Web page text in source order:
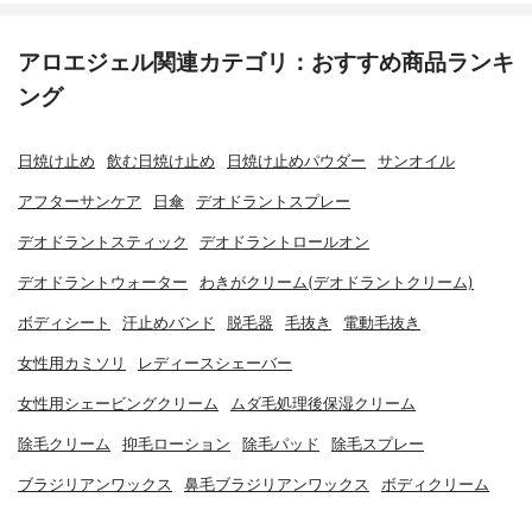
アロエジェル関連カテゴリ：おすすめ商品ランキ
ング
日焼け止め 飲む日焼け止め 日焼け止めパウダー サンオイル
アフターサンケア 日傘 デオドラントスプレー
デオドラントスティック デオドラントロールオン
デオドラントウォーター わきがクリーム(デオドラントクリーム)
ボディシート 汗止めバンド 脱毛器 毛抜き 電動毛抜き
女性用カミソリ レディースシェーバー
女性用シェービングクリーム ムダ毛処理後保湿クリーム
除毛クリーム 抑毛ローション 除毛パッド 除毛スプレー
ブラジリアンワックス 鼻毛ブラジリアンワックス ボディクリーム